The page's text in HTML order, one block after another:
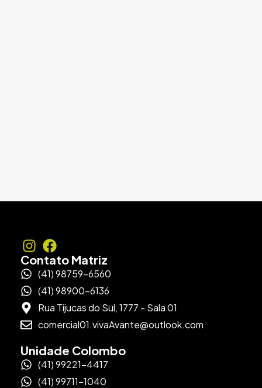
Contato Matriz
(41) 98759-6560
(41) 98900-6136
Rua Tijucas do Sul, 1777 - Sala 01
comercial01.vivaAvante@outlook.com
Unidade Colombo
(41) 99221-4417
(41) 99711-1040